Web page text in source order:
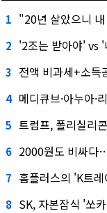
1 "20년 살았으니
2 '2조는 받아야' vs '너무
3 전액 비과세+소득
4 메디큐브·아누아·리
5 트럼프, 폴리실리콘 '15%
6 2000원도 비싸다…올리브
7 홈플러스의 'K트레이
8 SK, 자본잠식 '쏘